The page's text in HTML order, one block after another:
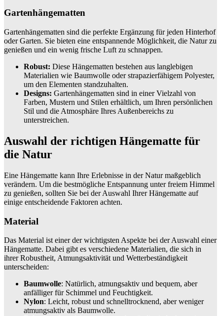
Gartenhängematten
Gartenhängematten sind die perfekte Ergänzung für jeden Hinterhof
oder Garten. Sie bieten eine entspannende Möglichkeit, die Natur zu
genießen und ein wenig frische Luft zu schnappen.
Robust: Diese Hängematten bestehen aus langlebigen
Materialien wie Baumwolle oder strapazierfähigem Polyester,
um den Elementen standzuhalten.
Designs: Gartenhängematten sind in einer Vielzahl von
Farben, Mustern und Stilen erhältlich, um Ihren persönlichen
Stil und die Atmosphäre Ihres Außenbereichs zu
unterstreichen.
Auswahl der richtigen Hängematte für
die Natur
Eine Hängematte kann Ihre Erlebnisse in der Natur maßgeblich
verändern. Um die bestmögliche Entspannung unter freiem Himmel
zu genießen, sollten Sie bei der Auswahl Ihrer Hängematte auf
einige entscheidende Faktoren achten.
Material
Das Material ist einer der wichtigsten Aspekte bei der Auswahl einer
Hängematte. Dabei gibt es verschiedene Materialien, die sich in
ihrer Robustheit, Atmungsaktivität und Wetterbeständigkeit
unterscheiden:
Baumwolle: Natürlich, atmungsaktiv und bequem, aber
anfälliger für Schimmel und Feuchtigkeit.
Nylon: Leicht, robust und schnelltrocknend, aber weniger
atmungsaktiv als Baumwolle.